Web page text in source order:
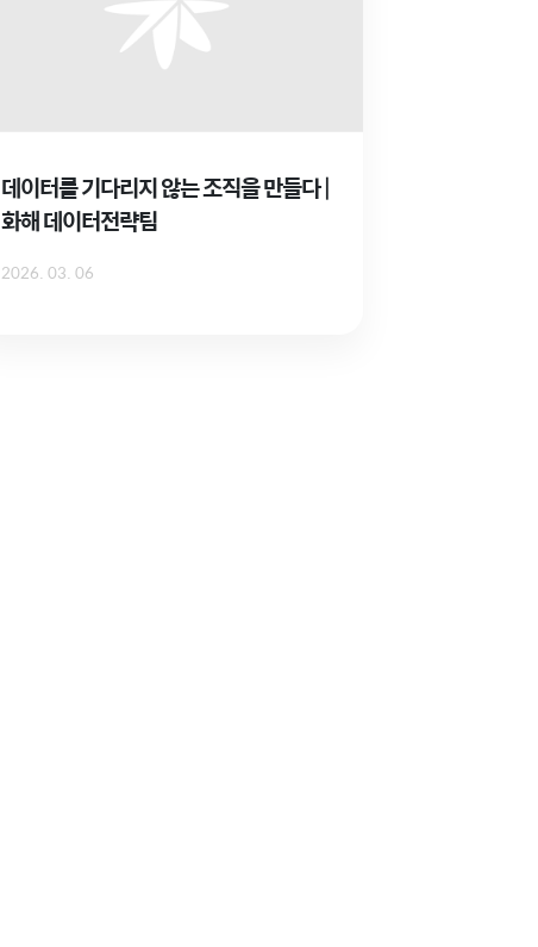
데이터를 기다리지 않는 조직을 만들다 |
화해 데이터전략팀
2026. 03. 06